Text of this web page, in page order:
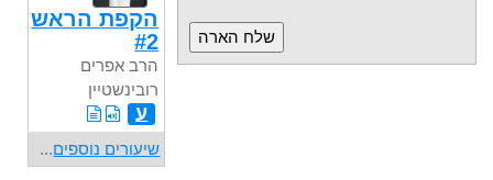
הקפת הראש
#2
הרב אפרים
רובינשטיין
ע
שיעורים נוספים...